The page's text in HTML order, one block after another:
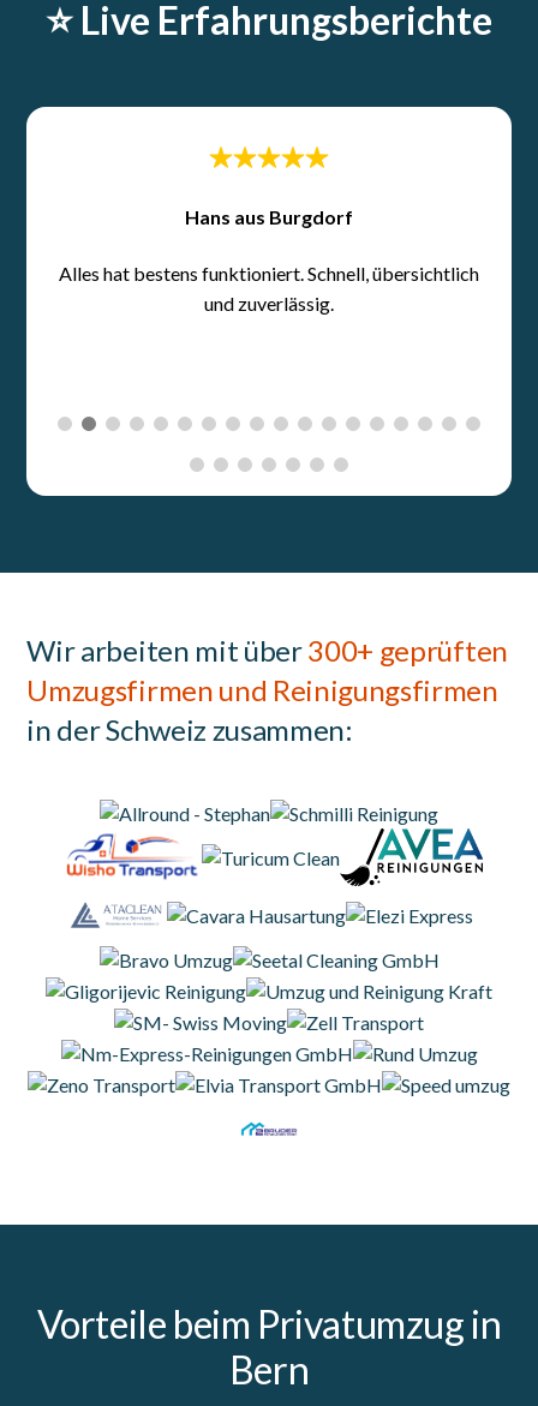
⭐️ Live Erfahrungsberichte
Wir arbeiten mit über300+ geprüften
Umzugsfirmen und Reinigungsfirmen
in der Schweiz zusammen:
Vorteile beim Privatumzug in
Bern